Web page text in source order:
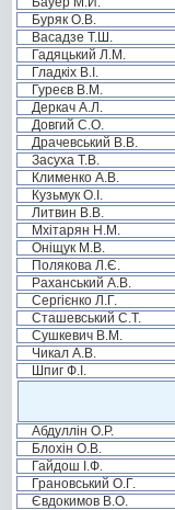
Буряк О.В.
Васадзе Т.Ш.
Гадяцький Л.М.
Гладкіх В.І.
Гуреєв В.М.
Деркач А.Л.
Довгий С.О.
Драчевський В.В.
Засуха Т.В.
Клименко А.В.
Кузьмук О.І.
Литвин В.В.
Мхітарян Н.М.
Оніщук М.В.
Полякова Л.Є.
Раханський А.В.
Сергієнко Л.Г.
Сташевський С.Т.
Сушкевич В.М.
Чикал А.В.
Шпиг Ф.І.
Абдуллін О.Р.
Блохін О.В.
Гайдош І.Ф.
Грановський О.Г.
Євдокимов В.О.